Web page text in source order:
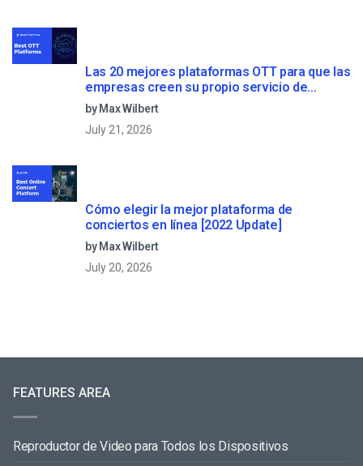
Las 20 mejores plataformas OTT para que las
empresas creen su propio servicio de
streaming (2026)
by Max Wilbert
July 21, 2026
Cómo elegir la mejor plataforma de
conciertos en línea [2022 Update]
by Max Wilbert
July 20, 2026
FEATURES AREA
Reproductor de Video para Todos los Dispositivos